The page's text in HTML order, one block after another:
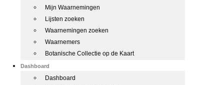
Mijn Waarnemingen
Lijsten zoeken
Waarnemingen zoeken
Waarnemers
Botanische Collectie op de Kaart
Dashboard
Dashboard